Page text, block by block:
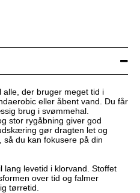
alle, der bruger meget tid i
eller åbent vand. Du får
brug i svømmehal.
stor rygåbning giver god
gør dragten let og
du kan fokusere på din
lang levetid i klorvand. Stoffet
over tid og falmer
tørretid.